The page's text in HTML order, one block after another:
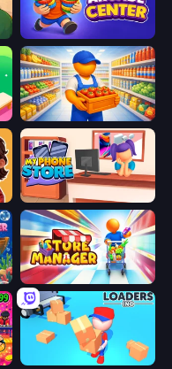
My Arcade Center
Supermarket Manager
My Phone Store
Store Manager